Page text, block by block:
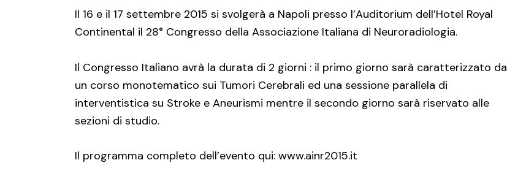
Il 16 e il 17 settembre 2015 si svolgerà a Napoli presso l’Auditorium dell’Hotel Royal
Continental il 28° Congresso della Associazione Italiana di Neuroradiologia.
Il Congresso Italiano avrà la durata di 2 giorni : il primo giorno sarà caratterizzato da
un corso monotematico sui Tumori Cerebrali ed una sessione parallela di
interventistica su Stroke e Aneurismi mentre il secondo giorno sarà riservato alle
sezioni di studio.
Il programma completo dell’evento qui: www.ainr2015.it